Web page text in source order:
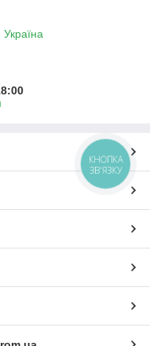
КНОПКА
ЗВ'ЯЗКУ